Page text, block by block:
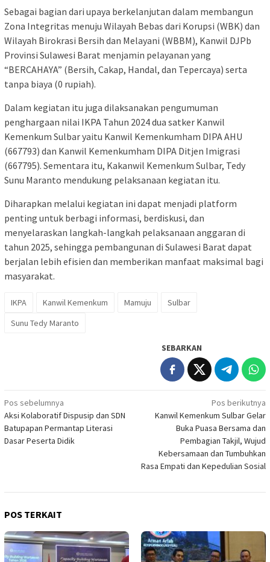
Sebagai bagian dari upaya berkelanjutan dalam membangun
Zona Integritas menuju Wilayah Bebas dari Korupsi (WBK) dan
Wilayah Birokrasi Bersih dan Melayani (WBBM), Kanwil DJPb
Provinsi Sulawesi Barat menjamin pelayanan yang
“BERCAHAYA” (Bersih, Cakap, Handal, dan Tepercaya) serta
tanpa biaya (0 rupiah).
Dalam kegiatan itu juga dilaksanakan pengumuman
penghargaan nilai IKPA Tahun 2024 dua satker Kanwil
Kemenkum Sulbar yaitu Kanwil Kemenkumham DIPA AHU
(667793) dan Kanwil Kemenkumham DIPA Ditjen Imigrasi
(667795). Sementara itu, Kakanwil Kemenkum Sulbar, Tedy
Sunu Maranto mendukung pelaksanaan kegiatan itu.
Diharapkan melalui kegiatan ini dapat menjadi platform
penting untuk berbagi informasi, berdiskusi, dan
menyelaraskan langkah-langkah pelaksanaan anggaran di
tahun 2025, sehingga pembangunan di Sulawesi Barat dapat
berjalan lebih efisien dan memberikan manfaat maksimal bagi
masyarakat.
IKPA Kanwil Kemenkum Mamuju
Sulbar
Sunu Tedy Maranto
SEBARKAN
Navigasi
pos
Pos sebelumnya
Aksi Kolaboratif Dispusip dan SDN
Batupapan Permantap Literasi
Dasar Peserta Didik
Pos berikutnya
Kanwil Kemenkum Sulbar Gelar
Buka Puasa Bersama dan
Pembagian Takjil, Wujud
Kebersamaan dan Tumbuhkan
Rasa Empati dan Kepedulian Sosial
POS TERKAIT